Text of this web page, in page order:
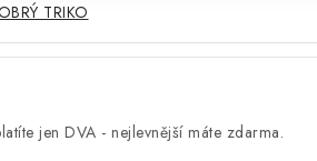
TRIKO
jen DVA - nejlevnější máte zdarma.